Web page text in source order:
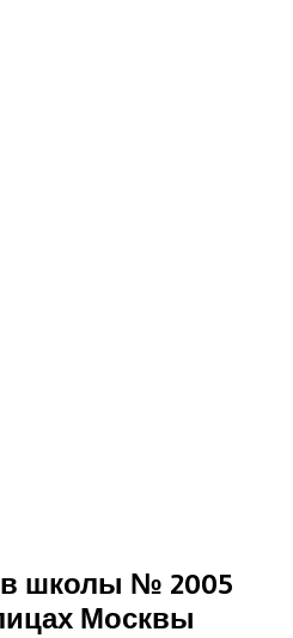
школы № 2005
Москвы